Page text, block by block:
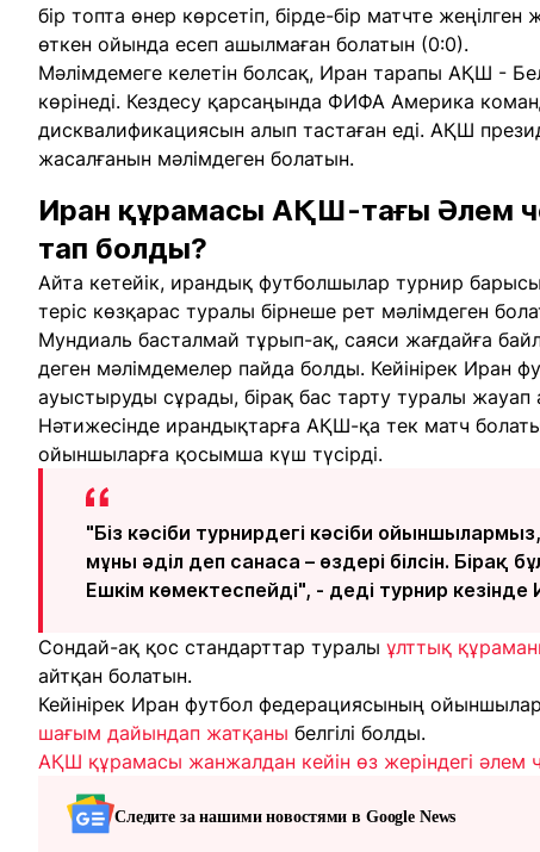
бір топта өнер көрсетіп, бірде-бір матчте
өткен ойында есеп ашылмаған болатын (0:0).
Мәлімдемеге келетін болсақ, Иран тарапы АҚШ -
көрінеді. Кездесу қарсаңында ФИФА Америка
дисквалификациясын алып тастаған еді. АҚШ
жасалғанын мәлімдеген болатын.
Иран құрамасы АҚШ-тағы Әлем
тап болды?
Айта кетейік, ирандық футболшылар турнир
теріс көзқарас туралы бірнеше рет мәлімдеген
Мундиаль басталмай тұрып-ақ, саяси жағдайға
деген мәлімдемелер пайда болды. Кейінірек
ауыстыруды сұрады, бірақ бас тарту туралы жауап
Нәтижесінде ирандықтарға АҚШ-қа тек матч
ойыншыларға қосымша күш түсірді.
"Біз кәсіби турнирдегі кәсіби
мұны әділ деп санаса – өздері білсін. Бірақ
Ешкім көмектеспейді", - деді турнир
Сондай-ақ қос стандарттар туралы ұлттық
айтқан болатын.
Кейінірек Иран футбол федерациясының
шағым дайындап жатқаны белгілі болды.
АҚШ құрамасы жанжалдан кейін өз жеріндегі
Следите за нашими новостями в Google News